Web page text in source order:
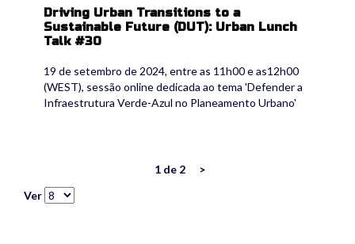
Driving Urban Transitions to a
Sustainable Future (DUT): Urban Lunch
Talk #30
19 de setembro de 2024, entre as 11h00 e as12h00
(WEST), sessão online dedicada ao tema 'Defender a
Infraestrutura Verde-Azul no Planeamento Urbano'
1 de 2
>
Ver